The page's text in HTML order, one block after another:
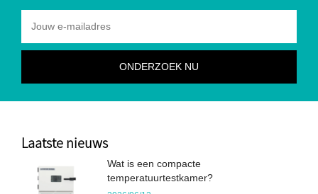
Laatste nieuws
Wat is een compacte
temperatuurtestkamer?